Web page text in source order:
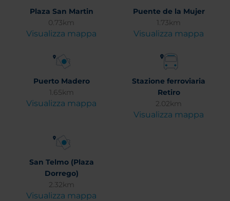
Plaza San Martin
0.73km
Visualizza mappa
Puente de la Mujer
1.73km
Visualizza mappa
Puerto Madero
1.65km
Visualizza mappa
Stazione ferroviaria
Retiro
2.02km
Visualizza mappa
San Telmo (Plaza
Dorrego)
2.32km
Visualizza mappa